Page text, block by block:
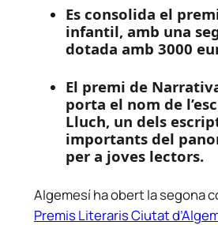
Es consolida el
infantil, amb una
dotada amb 3000
El premi de
porta el nom de
Lluch, un dels
importants del
per a joves lectors.
Algemesí ha obert la segona
Premis Literaris Ciutat